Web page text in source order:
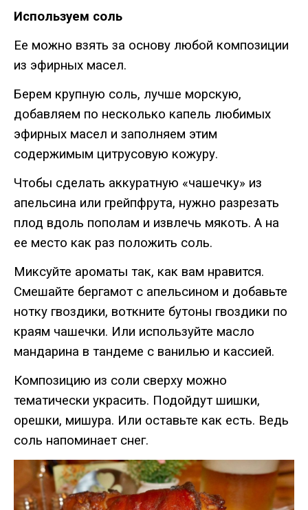
Используем соль
Ее можно взять за основу любой композиции
из эфирных масел.
Берем крупную соль, лучше морскую,
добавляем по несколько капель любимых
эфирных масел и заполняем этим
содержимым цитрусовую кожуру.
Чтобы сделать аккуратную «чашечку» из
апельсина или грейпфрута, нужно разрезать
плод вдоль пополам и извлечь мякоть. А на
ее место как раз положить соль.
Миксуйте ароматы так, как вам нравится.
Смешайте бергамот с апельсином и добавьте
нотку гвоздики, воткните бутоны гвоздики по
краям чашечки. Или используйте масло
мандарина в тандеме с ванилью и кассией.
Композицию из соли сверху можно
тематически украсить. Подойдут шишки,
орешки, мишура. Или оставьте как есть. Ведь
соль напоминает снег.